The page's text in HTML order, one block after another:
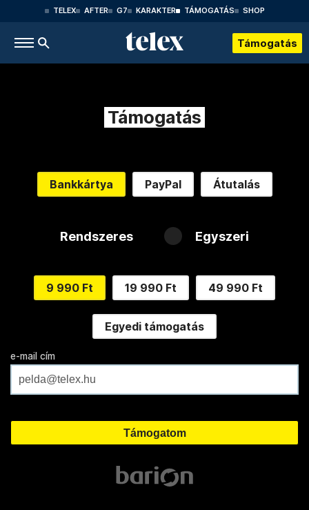
TELEX AFTER G7 KARAKTER TÁMOGATÁS SHOP
Támogatás
Támogatás
Bankkártya PayPal Átutalás
Rendszeres Egyszeri
9 990 Ft 19 990 Ft 49 990 Ft
Egyedi támogatás
e-mail cím